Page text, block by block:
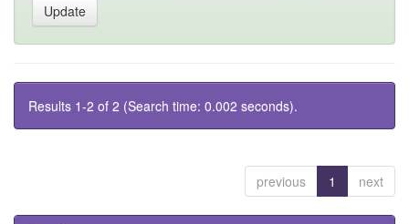
Results 1-2 of 2 (Search time: 0.002 seconds).
previous 1 next